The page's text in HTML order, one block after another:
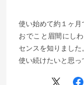
使い始めて約１ヶ月
おでこと眉間にし
センスを知りました
使い続けたいと思っ